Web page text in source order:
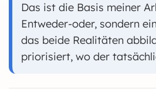
Das ist die Basis meiner
Entweder-oder, sondern
das beide Realitäten
priorisiert, wo der